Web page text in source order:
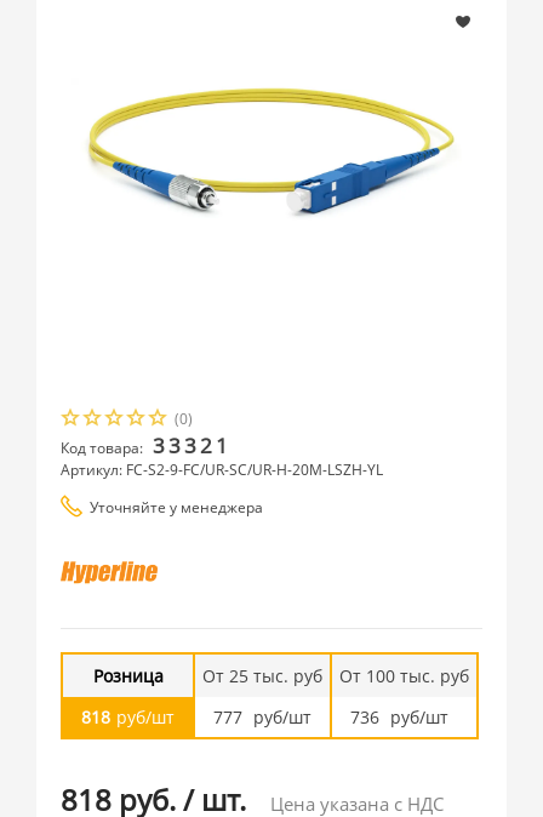
(0)
Код товара: 33321
Артикул: FC-S2-9-FC/UR-SC/UR-H-20M-LSZH-YL
Уточняйте у менеджера
Розница
818 руб/шт
От 25 тыс. руб
777 руб/шт
От 100 тыс. руб
736 руб/шт
818 руб./ шт. Цена указана с НДС